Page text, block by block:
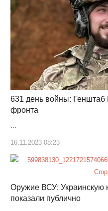
631 день войны:
фронта
…
16.11.2023 08:23
Оружие ВСУ: Украинскую
показали публично